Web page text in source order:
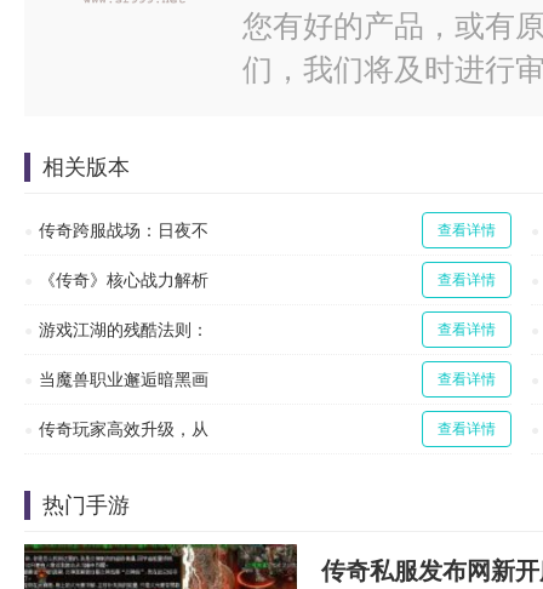
您有好的产品，或有
们，我们将及时进行
相关版本
查看详情
传奇跨服战场：日夜不
查看详情
《传奇》核心战力解析
查看详情
游戏江湖的残酷法则：
查看详情
当魔兽职业邂逅暗黑画
查看详情
传奇玩家高效升级，从
热门手游
传奇私服发布网新